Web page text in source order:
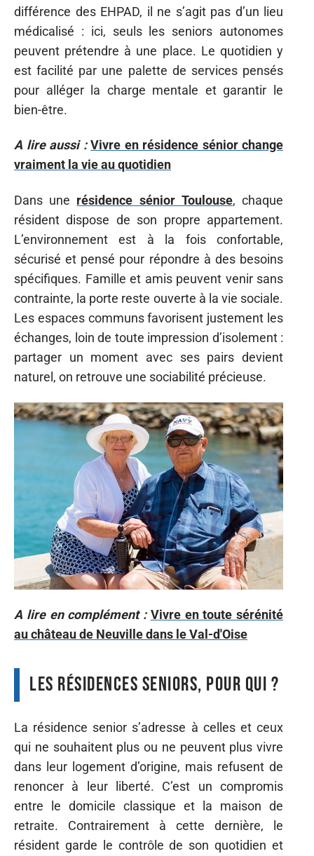
différence des EHPAD, il ne s’agit pas d’un lieu
médicalisé : ici, seuls les seniors autonomes
peuvent prétendre à une place. Le quotidien y
est facilité par une palette de services pensés
pour alléger la charge mentale et garantir le
bien-être.
A lire aussi : Vivre en résidence sénior change
vraiment la vie au quotidien
Dans une résidence sénior Toulouse, chaque
résident dispose de son propre appartement.
L’environnement est à la fois confortable,
sécurisé et pensé pour répondre à des besoins
spécifiques. Famille et amis peuvent venir sans
contrainte, la porte reste ouverte à la vie sociale.
Les espaces communs favorisent justement les
échanges, loin de toute impression d’isolement :
partager un moment avec ses pairs devient
naturel, on retrouve une sociabilité précieuse.
A lire en complément : Vivre en toute sérénité
au château de Neuville dans le Val-d'Oise
Les résidences seniors, pour qui ?
La résidence senior s’adresse à celles et ceux
qui ne souhaitent plus ou ne peuvent plus vivre
dans leur logement d’origine, mais refusent de
renoncer à leur liberté. C’est un compromis
entre le domicile classique et la maison de
retraite. Contrairement à cette dernière, le
résident garde le contrôle de son quotidien et